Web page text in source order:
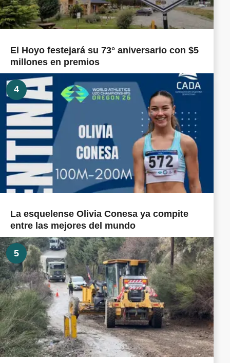
El Hoyo festejará su 73° aniversario con $5
millones en premios
4
La esquelense Olivia Conesa ya compite
entre las mejores del mundo
5